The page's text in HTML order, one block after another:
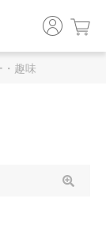
・趣味